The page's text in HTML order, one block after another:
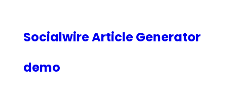
Socialwire Article Generator
demo